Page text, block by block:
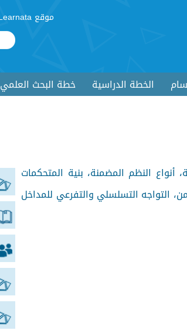
موقع Learnata
الخطة الدراسية خطة البحث العلمي
النظم المضمنة، بنية المتحكمات
التواجه التسلسلي والتفرعي للمداخل